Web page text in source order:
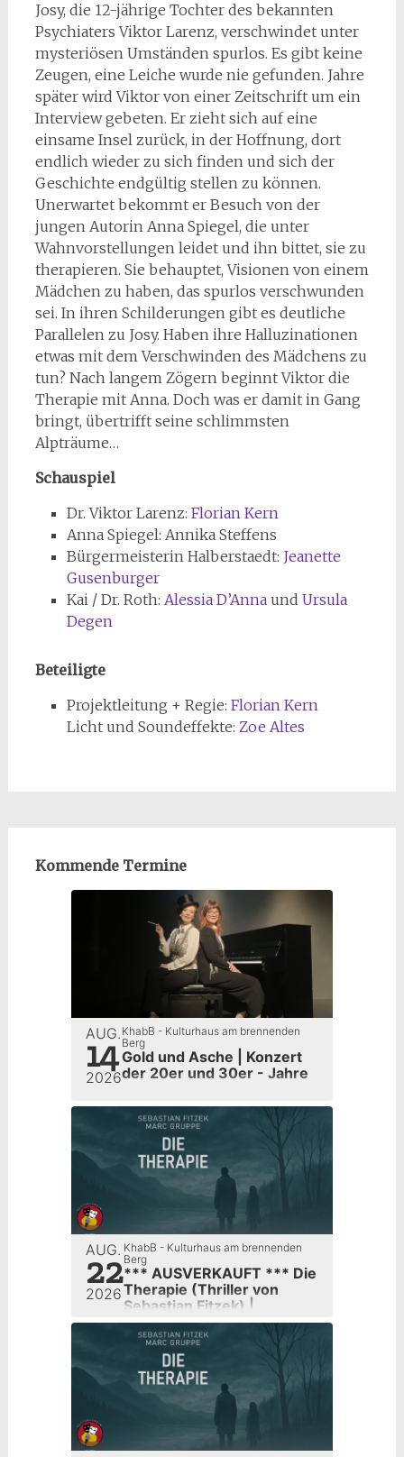
Josy, die 12-jährige Tochter des bekannten
Psychiaters Viktor Larenz, verschwindet unter
mysteriösen Umständen spurlos. Es gibt keine
Zeugen, eine Leiche wurde nie gefunden. Jahre
später wird Viktor von einer Zeitschrift um ein
Interview gebeten. Er zieht sich auf eine
einsame Insel zurück, in der Hoffnung, dort
endlich wieder zu sich finden und sich der
Geschichte endgültig stellen zu können.
Unerwartet bekommt er Besuch von der
jungen Autorin Anna Spiegel, die unter
Wahnvorstellungen leidet und ihn bittet, sie zu
therapieren. Sie behauptet, Visionen von einem
Mädchen zu haben, das spurlos verschwunden
sei. In ihren Schilderungen gibt es deutliche
Parallelen zu Josy. Haben ihre Halluzinationen
etwas mit dem Verschwinden des Mädchens zu
tun? Nach langem Zögern beginnt Viktor die
Therapie mit Anna. Doch was er damit in Gang
bringt, übertrifft seine schlimmsten
Alpträume…
Schauspiel
Dr. Viktor Larenz: Florian Kern
Anna Spiegel: Annika Steffens
Bürgermeisterin Halberstaedt: Jeanette
Gusenburger
Kai / Dr. Roth: Alessia D’Annaund Ursula
Degen
Beteiligte
Projektleitung + Regie: Florian Kern
Licht und Soundeffekte: Zoe Altes
Kommende Termine
AUG.
14
2026
KhabB - Kulturhaus am brennenden
Berg
Gold und Asche | Konzert
der 20er und 30er - Jahre
AUG.
22
2026
KhabB - Kulturhaus am brennenden
Berg
*** AUSVERKAUFT *** Die
Therapie (Thriller von
Sebastian Fitzek) |
Kulturverein Sulzbach e.V.